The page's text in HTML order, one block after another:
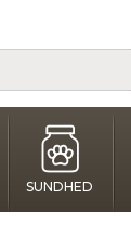
SUNDHED